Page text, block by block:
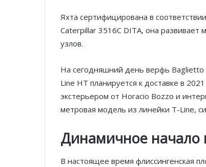
Яхта сертифицирована в
Caterpillar 3516C DITA, она развивает
узлов.
На сегодняшний день верфь Baglietto
Line HT планируется к доставке в
экстерьером от Horacio Bozzo и
метровая модель из линейки T-Line,
Динамичное начало
В настоящее время флиссингенская